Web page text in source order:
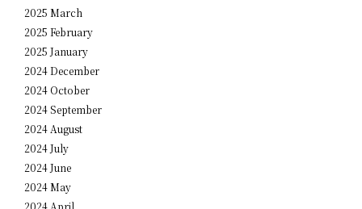
2025 March
2025 February
2025 January
2024 December
2024 October
2024 September
2024 August
2024 July
2024 June
2024 May
2024 April